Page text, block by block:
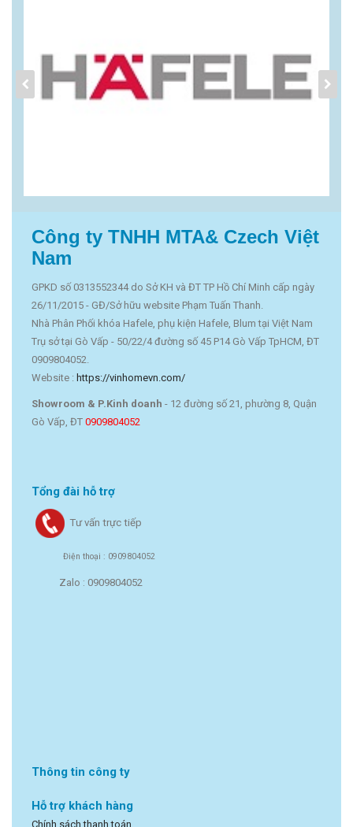
Công ty TNHH MTA& Czech Việt
Nam
GPKD số 0313552344 do Sở KH và ĐT TP Hồ Chí Minh cấp ngày
26/11/2015 - GĐ/Sở hữu website Phạm Tuấn Thanh.
Nhà Phân Phối khóa Hafele, phụ kiện Hafele, Blum tại Việt Nam
Trụ sở tại Gò Vấp - 50/22/4 đường số 45 P14 Gò Vấp TpHCM, ĐT
0909804052.
Website : https://vinhomevn.com/
Showroom & P.Kinh doanh - 12 đường số 21, phường 8, Quận
Gò Vấp, ĐT 0909804052
Tổng đài hỗ trợ
Tư vấn trực tiếp
Điện thoại : 0909804052
Zalo : 0909804052
Thông tin công ty
Hỗ trợ khách hàng
Chính sách thanh toán